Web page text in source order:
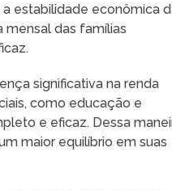
estabilidade econômica
mensal das famílias
significativa na renda
como educação e
e eficaz. Dessa
maior equilíbrio em suas